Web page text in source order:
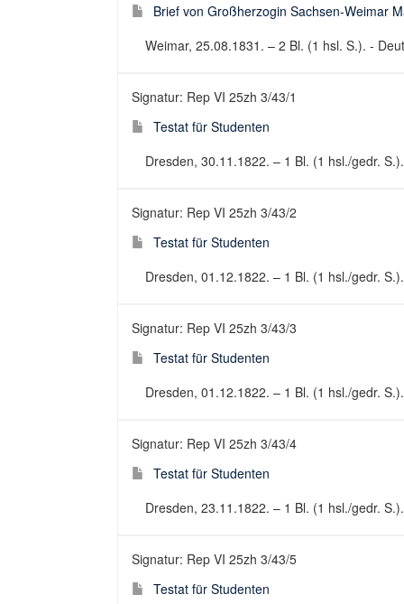
Brief von Großherzogin Sachsen-Weimar
Weimar, 25.08.1831. – 2 Bl. (1 hsl. S.). -
Signatur: Rep VI 25zh 3/43/1
Testat für Studenten
Dresden, 30.11.1822. – 1 Bl. (1 hsl./gedr.
Signatur: Rep VI 25zh 3/43/2
Testat für Studenten
Dresden, 01.12.1822. – 1 Bl. (1 hsl./gedr.
Signatur: Rep VI 25zh 3/43/3
Testat für Studenten
Dresden, 01.12.1822. – 1 Bl. (1 hsl./gedr.
Signatur: Rep VI 25zh 3/43/4
Testat für Studenten
Dresden, 23.11.1822. – 1 Bl. (1 hsl./gedr.
Signatur: Rep VI 25zh 3/43/5
Testat für Studenten